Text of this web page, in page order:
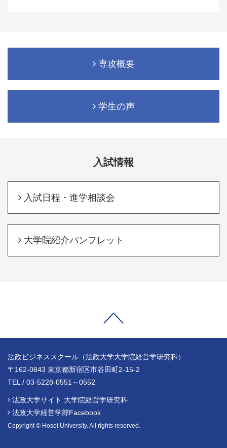
専攻概要
学生の声
入試情報
入試日程・進学相談会
大学院紹介パンフレット
法政ビジネススクール（法政大学大学院経営学研究科）
〒162-0843 東京都新宿区市谷田町2-15-2
TEL / 03-5228-0551～0552
法政大学サイト 大学院経営学研究科
法政大学経営学部Facebook
Copyright © Hosei University. All rights reserved.